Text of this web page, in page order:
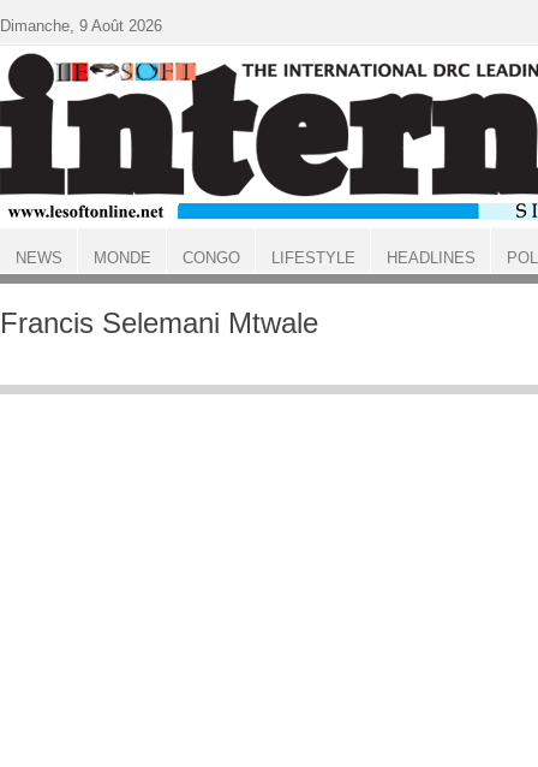
ACCUEIL
Francis Selemani Mtwale
Dimanche, 9 Août 2026
NEWS MONDE CONGO LIFESTYLE HEADLINES